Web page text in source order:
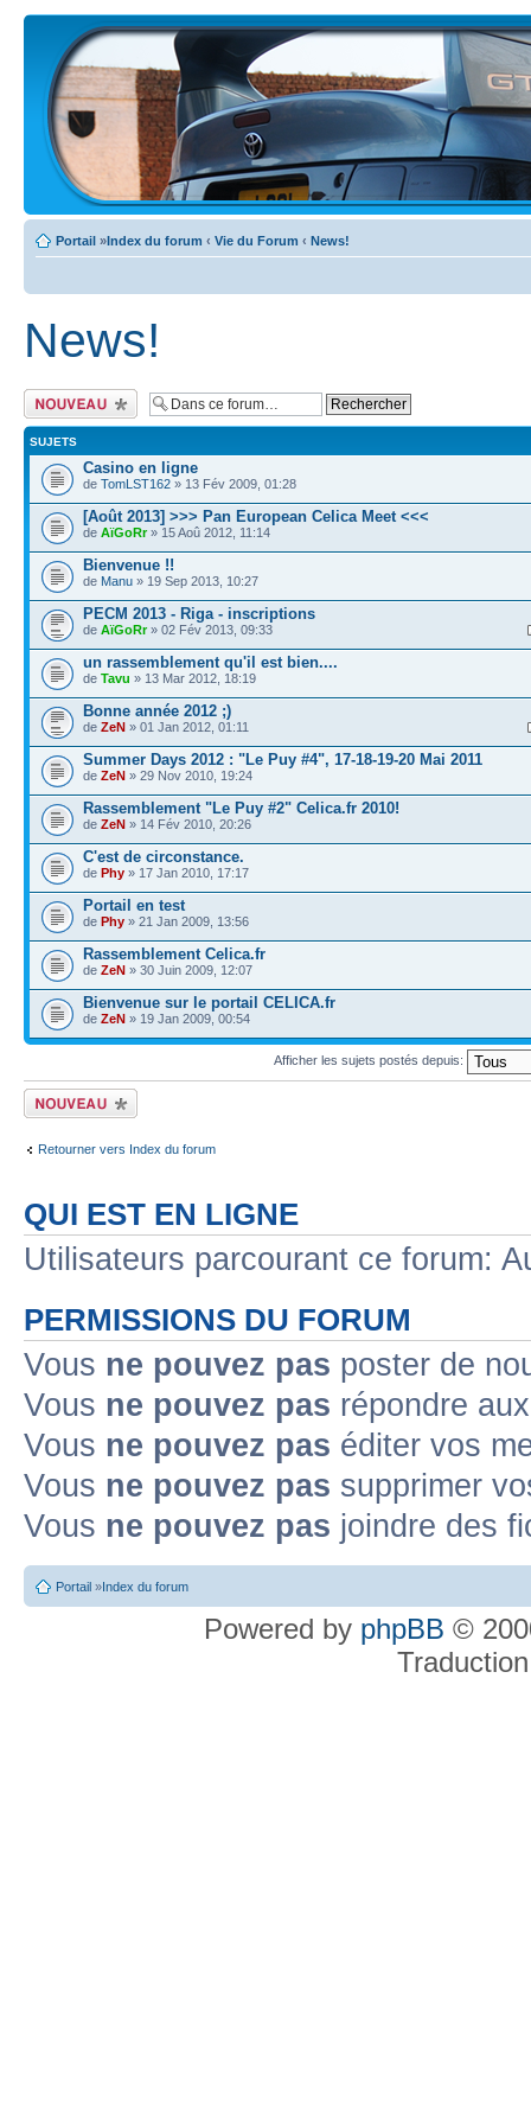
Portail »Index du forum ‹ Vie du Forum ‹ News!
News!
Ecrire un nouveau
sujet
SUJETS
Casino en ligne
de TomLST162 » 13 Fév 2009, 01:28
[Août 2013] >>> Pan European Celica Meet <<<
de AïGoRr» 15 Aoû 2012, 11:14
Bienvenue !!
de Manu » 19 Sep 2013, 10:27
PECM 2013 - Riga - inscriptions
de AïGoRr» 02 Fév 2013, 09:33
un rassemblement qu'il est bien....
de Tavu » 13 Mar 2012, 18:19
Bonne année 2012 ;)
de ZeN » 01 Jan 2012, 01:11
Summer Days 2012 : "Le Puy #4", 17-18-19-20 Mai 2011
de ZeN » 29 Nov 2010, 19:24
Rassemblement "Le Puy #2" Celica.fr 2010!
de ZeN » 14 Fév 2010, 20:26
C'est de circonstance.
de Phy » 17 Jan 2010, 17:17
Portail en test
de Phy » 21 Jan 2009, 13:56
Rassemblement Celica.fr
de ZeN » 30 Juin 2009, 12:07
Bienvenue sur le portail CELICA.fr
de ZeN » 19 Jan 2009, 00:54
Afficher les sujets postés depuis:
Ecrire un nouveau
sujet
Retourner vers Index du forum
QUI EST EN LIGNE
Utilisateurs parcourant ce forum:
PERMISSIONS DU FORUM
Vous ne pouvez pas poster de
Vous ne pouvez pas répondre
Vous ne pouvez pas éditer vos
Vous ne pouvez pas supprimer
Vous ne pouvez pas joindre des
Portail »Index du forum
Powered by phpBB ©